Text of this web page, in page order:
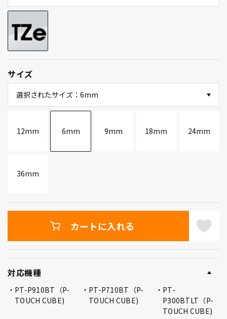
サイズ
選択されたサイズ：6mm
12mm 6mm 9mm 18mm 24mm
36mm
カートに入れる
対応機種
PT-P910BT（P-
TOUCH CUBE)
PT-P710BT（P-
TOUCH CUBE)
PT-
P300BTLT（P-
TOUCH CUBE)